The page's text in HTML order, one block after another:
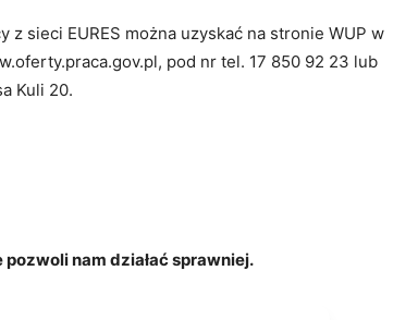
sieci EURES można uzyskać na stronie WUP w
pod nr tel. 17 850 92 23 lub
Kuli 20.
nam działać sprawniej.